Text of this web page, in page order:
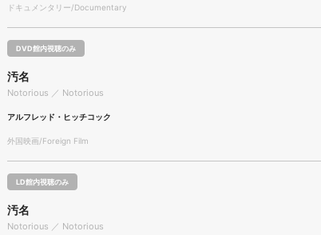
ドキュメンタリー/Documentary
DVD館内視聴のみ
汚名
Notorious ／ Notorious
アルフレッド・ヒッチコック
外国映画/Foreign Film
LD館内視聴のみ
汚名
Notorious ／ Notorious